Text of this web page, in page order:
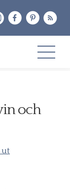
och
ut